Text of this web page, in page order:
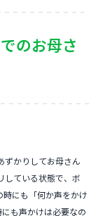
のお母さ
ずかりしてお母さん
している状態で、ボ
にも「何か声をかけ
も声かけは必要なの